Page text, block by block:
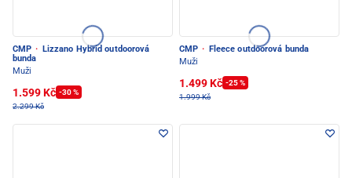
CMP ·
Lizzano Hybrid outdoorová
bunda
Muži
1.599 Kč -30 %
2.299 Kč
CMP ·
Fleece outdoorová bunda
Muži
1.499 Kč -25 %
1.999 Kč